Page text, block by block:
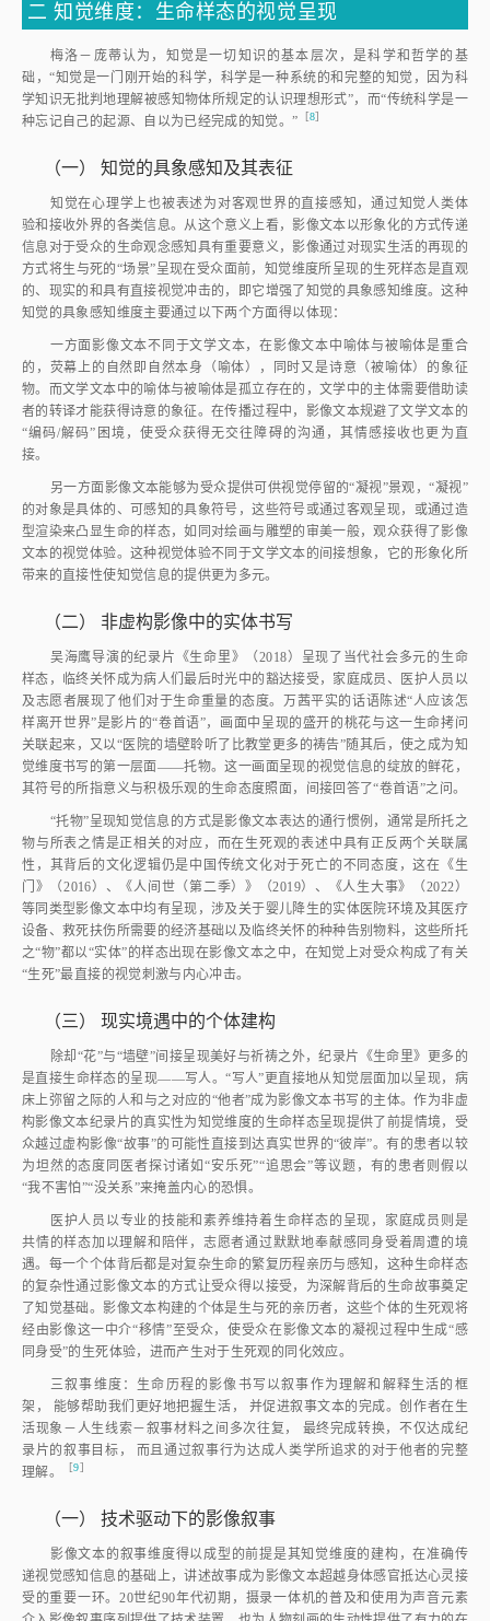
二 知觉维度：生命样态的视觉呈现
梅洛－庞蒂认为，知觉是一切知识的基本层次，是科学和哲学的基
础，“知觉是一门刚开始的科学，科学是一种系统的和完整的知觉，因为科
学知识无批判地理解被感知物体所规定的认识理想形式”，而“传统科学是一
种忘记自己的起源、自以为已经完成的知觉。” ［8］
（一） 知觉的具象感知及其表征
知觉在心理学上也被表述为对客观世界的直接感知，通过知觉人类体
验和接收外界的各类信息。从这个意义上看，影像文本以形象化的方式传递
信息对于受众的生命观念感知具有重要意义，影像通过对现实生活的再现的
方式将生与死的“场景”呈现在受众面前，知觉维度所呈现的生死样态是直观
的、现实的和具有直接视觉冲击的，即它增强了知觉的具象感知维度。这种
知觉的具象感知维度主要通过以下两个方面得以体现：
一方面影像文本不同于文学文本，在影像文本中喻体与被喻体是重合
的，荧幕上的自然即自然本身（喻体），同时又是诗意（被喻体）的象征
物。而文学文本中的喻体与被喻体是孤立存在的，文学中的主体需要借助读
者的转译才能获得诗意的象征。在传播过程中，影像文本规避了文学文本的
“编码/解码”困境，使受众获得无交往障碍的沟通，其情感接收也更为直
接。
另一方面影像文本能够为受众提供可供视觉停留的“凝视”景观，“凝视”
的对象是具体的、可感知的具象符号，这些符号或通过客观呈现，或通过造
型渲染来凸显生命的样态，如同对绘画与雕塑的审美一般，观众获得了影像
文本的视觉体验。这种视觉体验不同于文学文本的间接想象，它的形象化所
带来的直接性使知觉信息的提供更为多元。
（二） 非虚构影像中的实体书写
吴海鹰导演的纪录片《生命里》（2018）呈现了当代社会多元的生命
样态，临终关怀成为病人们最后时光中的豁达接受，家庭成员、医护人员以
及志愿者展现了他们对于生命重量的态度。万茜平实的话语陈述“人应该怎
样离开世界”是影片的“卷首语”，画面中呈现的盛开的桃花与这一生命拷问
关联起来，又以“医院的墙壁聆听了比教堂更多的祷告”随其后，使之成为知
觉维度书写的第一层面——托物。这一画面呈现的视觉信息的绽放的鲜花，
其符号的所指意义与积极乐观的生命态度照面，间接回答了“卷首语”之问。
“托物”呈现知觉信息的方式是影像文本表达的通行惯例，通常是所托之
物与所表之情是正相关的对应，而在生死观的表述中具有正反两个关联属
性，其背后的文化逻辑仍是中国传统文化对于死亡的不同态度，这在《生
门》（2016）、《人间世（第二季）》（2019）、《人生大事》（2022）
等同类型影像文本中均有呈现，涉及关于婴儿降生的实体医院环境及其医疗
设备、救死扶伤所需要的经济基础以及临终关怀的种种告别物料，这些所托
之“物”都以“实体”的样态出现在影像文本之中，在知觉上对受众构成了有关
“生死”最直接的视觉刺激与内心冲击。
（三） 现实境遇中的个体建构
除却“花”与“墙壁”间接呈现美好与祈祷之外，纪录片《生命里》更多的
是直接生命样态的呈现——写人。“写人”更直接地从知觉层面加以呈现，病
床上弥留之际的人和与之对应的“他者”成为影像文本书写的主体。作为非虚
构影像文本纪录片的真实性为知觉维度的生命样态呈现提供了前提情境，受
众越过虚构影像“故事”的可能性直接到达真实世界的“彼岸”。有的患者以较
为坦然的态度同医者探讨诸如“安乐死”“追思会”等议题，有的患者则假以
“我不害怕”“没关系”来掩盖内心的恐惧。
医护人员以专业的技能和素养维持着生命样态的呈现，家庭成员则是
共情的样态加以理解和陪伴，志愿者通过默默地奉献感同身受着周遭的境
遇。每一个个体背后都是对复杂生命的繁复历程亲历与感知，这种生命样态
的复杂性通过影像文本的方式让受众得以接受，为深解背后的生命故事奠定
了知觉基础。影像文本构建的个体是生与死的亲历者，这些个体的生死观将
经由影像这一中介“移情”至受众，使受众在影像文本的凝视过程中生成“感
同身受”的生死体验，进而产生对于生死观的同化效应。
三叙事维度：生命历程的影像书写以叙事作为理解和解释生活的框
架， 能够帮助我们更好地把握生活， 并促进叙事文本的完成。创作者在生
活现象－人生线索－叙事材料之间多次往复， 最终完成转换，不仅达成纪
录片的叙事目标， 而且通过叙事行为达成人类学所追求的对于他者的完整
理解。 ［9］
（一） 技术驱动下的影像叙事
影像文本的叙事维度得以成型的前提是其知觉维度的建构，在准确传
递视觉感知信息的基础上，讲述故事成为影像文本超越身体感官抵达心灵接
受的重要一环。20世纪90年代初期，摄录一体机的普及和使用为声音元素